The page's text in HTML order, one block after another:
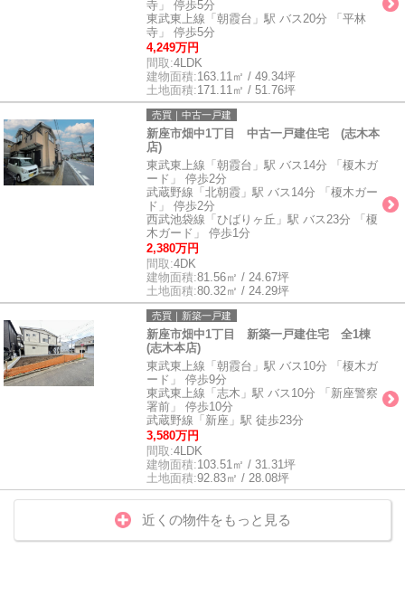
寺」 停歩5分
東武東上線「朝霞台」駅 バス20分 「平林
寺」 停歩5分
4,249万円
間取:4LDK
建物面積:163.11㎡ / 49.34坪
土地面積:171.11㎡ / 51.76坪
売買｜中古一戸建
新座市畑中1丁目 中古一戸建住宅 (志木本
店)
東武東上線「朝霞台」駅 バス14分 「榎木ガ
ード」 停歩2分
武蔵野線「北朝霞」駅 バス14分 「榎木ガー
ド」 停歩2分
西武池袋線「ひばりヶ丘」駅 バス23分 「榎
木ガード」 停歩1分
2,380万円
間取:4DK
建物面積:81.56㎡ / 24.67坪
土地面積:80.32㎡ / 24.29坪
売買｜新築一戸建
新座市畑中1丁目 新築一戸建住宅 全1棟
(志木本店)
東武東上線「朝霞台」駅 バス10分 「榎木ガ
ード」 停歩9分
東武東上線「志木」駅 バス10分 「新座警察
署前」 停歩10分
武蔵野線「新座」駅 徒歩23分
3,580万円
間取:4LDK
建物面積:103.51㎡ / 31.31坪
土地面積:92.83㎡ / 28.08坪
近くの物件をもっと見る